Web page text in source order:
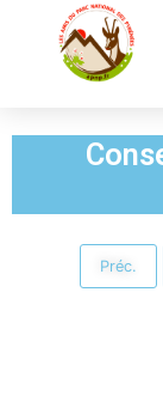
Préc.